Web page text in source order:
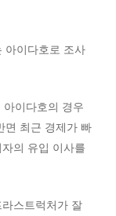
아이다호로 조사
이다호의 경우
면 최근 경제가 빠
의 유입 이사를
스트럭처가 잘